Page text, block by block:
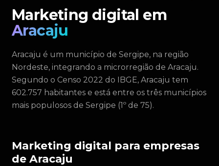
Marketing digital em
Aracaju
Aracaju é um município de Sergipe, na região
Nordeste, integrando a microrregião de Aracaju.
Segundo o Censo 2022 do IBGE, Aracaju tem
602.757 habitantes e está entre os três municípios
mais populosos de Sergipe (1º de 75).
Marketing digital para empresas
de Aracaju